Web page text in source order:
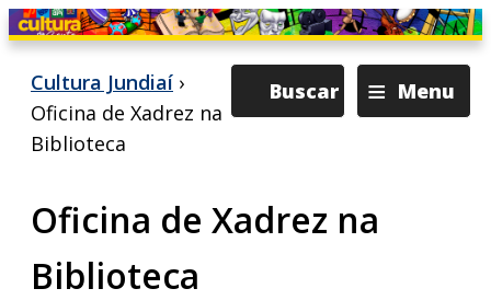
≡ Menu
Buscar
Cultura Jundiaí ›
Oficina de Xadrez na
Biblioteca
Oficina de Xadrez na
Biblioteca